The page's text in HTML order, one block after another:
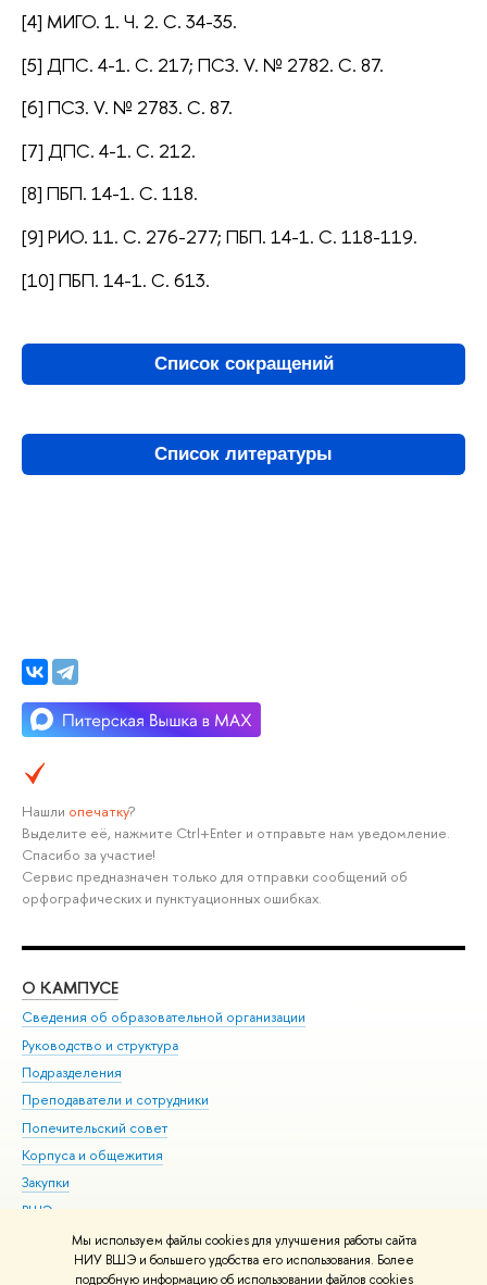
Мы используем файлы cookies для улучшения работы сайта
НИУ ВШЭ и большего удобства его использования. Более
подробную информацию об использовании файлов cookies
[4] МИГО. 1. Ч. 2. С. 34-35.
[5] ДПС. 4-1. С. 217; ПСЗ. V. № 2782. С. 87.
[6] ПСЗ. V. № 2783. С. 87.
[7] ДПС. 4-1. С. 212.
[8] ПБП. 14-1. С. 118.
[9] РИО. 11. С. 276-277; ПБП. 14-1. С. 118-119.
[10] ПБП. 14-1. С. 613.
Список сокращений
Список литературы
Нашли опечатку?
Выделите её, нажмите Ctrl+Enter и отправьте нам уведомление.
Спасибо за участие!
Сервис предназначен только для отправки сообщений об
орфографических и пунктуационных ошибках.
О КАМПУСЕ
Сведения об образовательной организации
Руководство и структура
Подразделения
Преподаватели и сотрудники
Попечительский совет
Корпуса и общежития
Закупки
ВШЭ для студентов с ограниченными возможностями
здоровья и инвалидностью
Версия для слабовидящих